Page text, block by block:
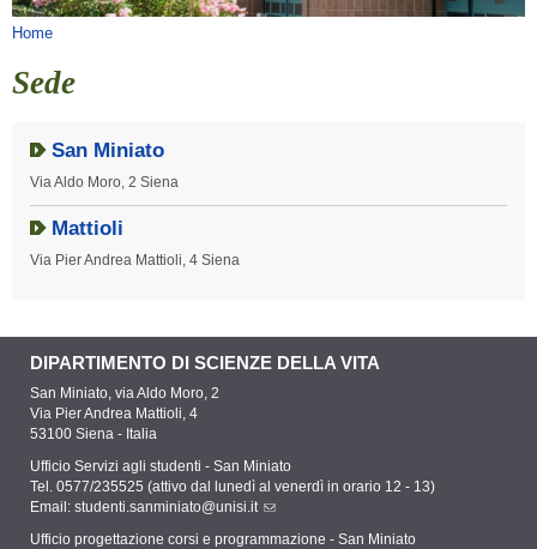
Tu sei qui
Home
Sede
San Miniato
Via Aldo Moro, 2 Siena
Mattioli
Via Pier Andrea Mattioli, 4 Siena
DIPARTIMENTO DI SCIENZE DELLA VITA
San Miniato, via Aldo Moro, 2
Via Pier Andrea Mattioli, 4
53100 Siena - Italia
Ufficio Servizi agli studenti - San Miniato
Tel. 0577/235525 (attivo dal lunedì al venerdì in orario 12 - 13)
Email: studenti.sanminiato@unisi.it
Ufficio progettazione corsi e programmazione - San Miniato